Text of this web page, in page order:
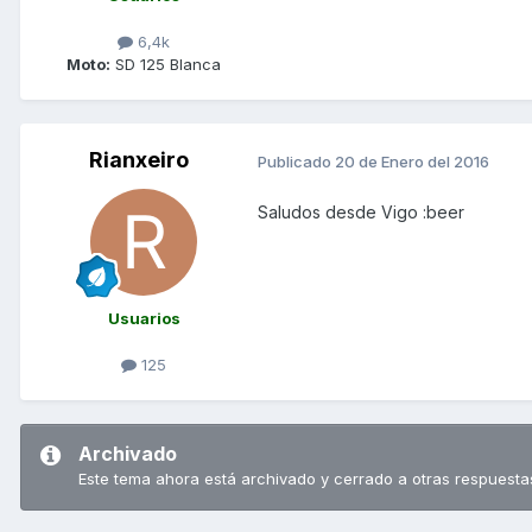
6,4k
Moto: SD 125 Blanca
Rianxeiro
Usuarios
125
Publicado 20 de Enero del 2016
Saludos desde Vigo :beer
Archivado
Este tema ahora está archivado y cerrado a otras